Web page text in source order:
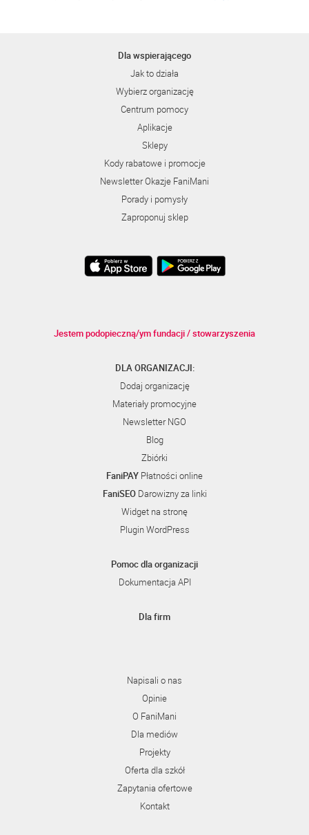
Dla wspierającego
Jak to działa
Wybierz organizację
Centrum pomocy
Aplikacje
Sklepy
Kody rabatowe i promocje
Newsletter Okazje FaniMani
Porady i pomysły
Zaproponuj sklep
Jestem podopieczną/ym fundacji / stowarzyszenia
DLA ORGANIZACJI:
Dodaj organizację
Materiały promocyjne
Newsletter NGO
Blog
Zbiórki
FaniPAY Płatności online
FaniSEODarowizny za linki
Widget na stronę
Plugin WordPress
Pomoc dla organizacji
Dokumentacja API
Dla firm
Napisali o nas
Opinie
O FaniMani
Dla mediów
Projekty
Oferta dla szkół
Zapytania ofertowe
Kontakt